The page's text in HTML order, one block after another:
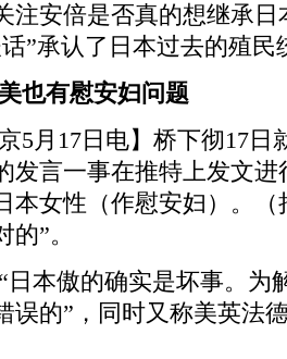
注安倍是否真的想继承
”承认了日本过去的殖民
也有慰安妇问题
17日电】桥下彻17日
发言一事在推特上发文进
本女性（作慰安妇）。
”。
本傲的确实是坏事。为
误的”，同时又称美英法